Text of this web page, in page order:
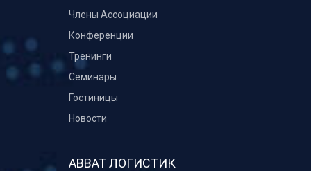
Члены Ассоциации
Конференции
Тренинги
Семинары
Гостиницы
Новости
АВВАТ ЛОГИСТИК